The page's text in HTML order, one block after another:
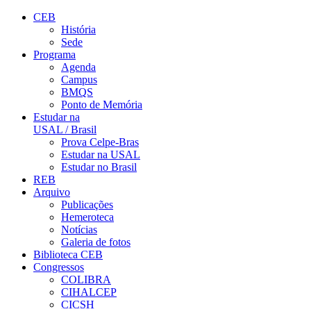
CEB
História
Sede
Programa
Agenda
Campus
BMQS
Ponto de Memória
Estudar na
USAL / Brasil
Prova Celpe-Bras
Estudar na USAL
Estudar no Brasil
REB
Arquivo
Publicações
Hemeroteca
Notícias
Galeria de fotos
Biblioteca CEB
Congressos
COLIBRA
CIHALCEP
CICSH